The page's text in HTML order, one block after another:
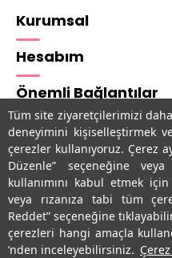
Tüm site ziyaretçilerimizi
deneyimini kişiselleştirmek
çerezler kullanıyoruz. Çerez
Düzenle” seçeneğine
kullanımını kabul etmek
veya rızanıza tabi tüm
Reddet” seçeneğine
çerezleri hangi amaçla
’nden inceleyebilirsiniz.
Kurumsal
Hesabım
Önemli Bağlantılar
Adres & İletişim
Uygulamalarımız